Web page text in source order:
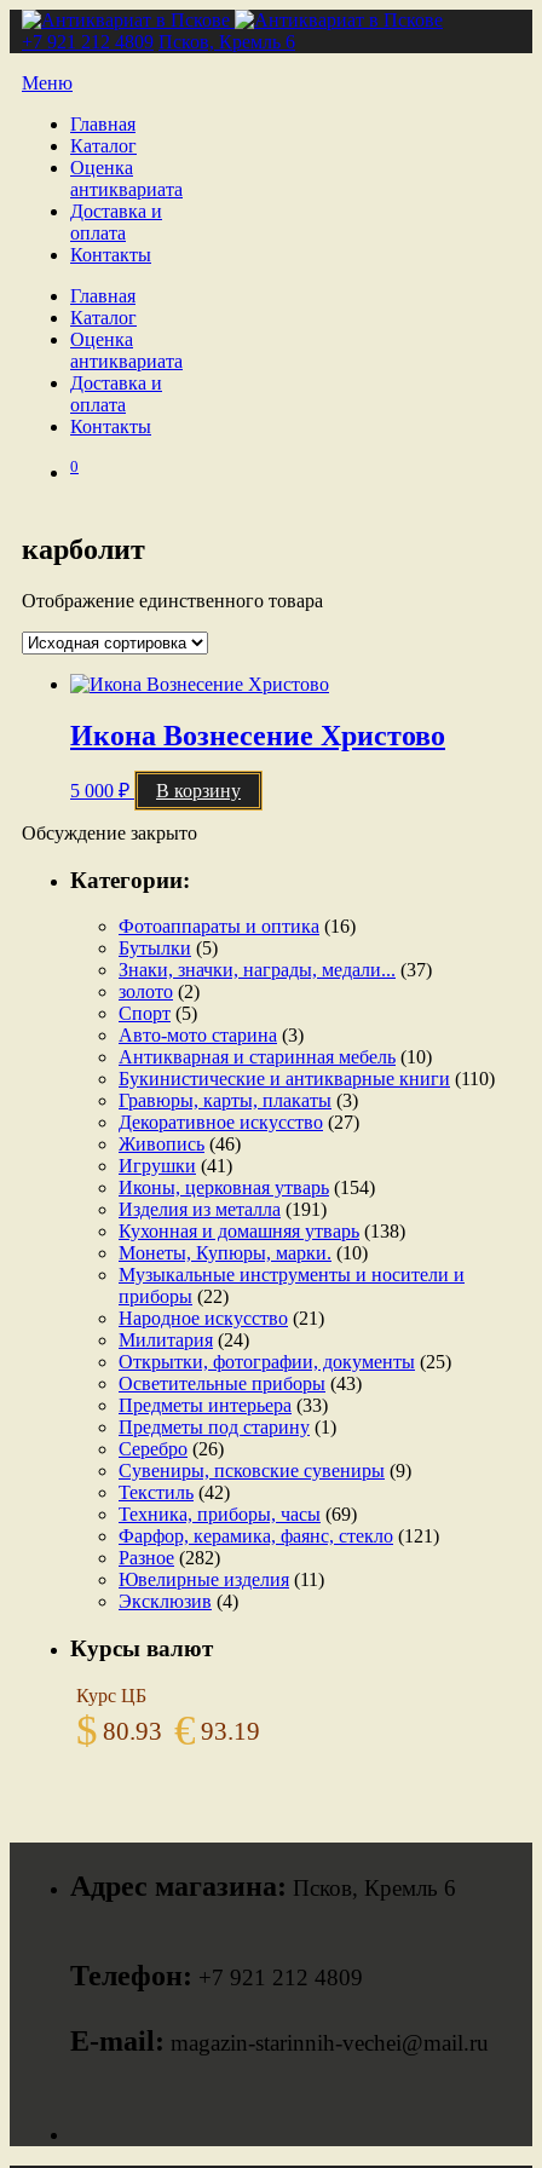
+7 921 212 4809 Псков, Кремль 6
Меню
Главная
Каталог
Оценка
антиквариата
Доставка и
оплата
Контакты
Главная
Каталог
Оценка
антиквариата
Доставка и
оплата
Контакты
0
карболит
Отображение единственного товара
Икона Вознесение Христово
5 000 ₽ В корзину
Обсуждение закрыто
Категории:
Фотоаппараты и оптика (16)
Бутылки (5)
Знаки, значки, награды, медали... (37)
золото (2)
Спорт (5)
Авто-мото старина (3)
Антикварная и старинная мебель (10)
Букинистические и антикварные книги (110)
Гравюры, карты, плакаты (3)
Декоративное искусство (27)
Живопись (46)
Игрушки (41)
Иконы, церковная утварь (154)
Изделия из металла (191)
Кухонная и домашняя утварь (138)
Монеты, Купюры, марки. (10)
Музыкальные инструменты и носители и
приборы (22)
Народное искусство (21)
Милитария (24)
Открытки, фотографии, документы (25)
Осветительные приборы (43)
Предметы интерьера (33)
Предметы под старину (1)
Серебро (26)
Сувениры, псковские сувениры (9)
Текстиль (42)
Техника, приборы, часы (69)
Фарфор, керамика, фаянс, стекло (121)
Разное (282)
Ювелирные изделия (11)
Эксклюзив (4)
Курсы валют
Курс ЦБ
$ 80.93 € 93.19
Адрес магазина: Псков, Кремль 6
Телефон: +7 921 212 4809
E-mail: magazin-starinnih-vechei@mail.ru